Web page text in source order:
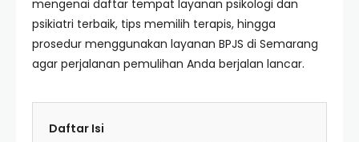
mengenai daftar tempat layanan psikologi dan
psikiatri terbaik, tips memilih terapis, hingga
prosedur menggunakan layanan BPJS di Semarang
agar perjalanan pemulihan Anda berjalan lancar.
Daftar Isi